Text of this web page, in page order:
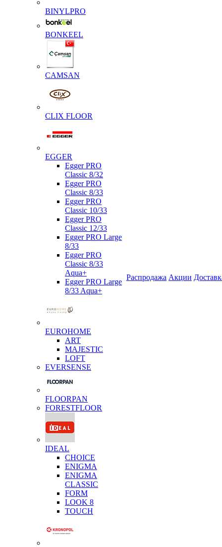
BINYLPRO
BONKEEL
CAMSAN
CLIX FLOOR
EGGER
Egger PRO
Classic 8/32
Egger PRO
Classic 8/33
Egger PRO
Classic 10/33
Egger PRO
Classic 12/33
Egger PRO Large
8/33
Egger PRO
Classic 8/33
Aqua+
Egger PRO Large
8/33 Aqua+
EUROHOME
ART
MAJESTIC
LOFT
EVERSENSE
FLOORPAN
FORESTFLOOR
IDEAL
CHOICE
ENIGMA
ENIGMA
CLASSIC
FORM
LOOK 8
TOUCH
Распродажа Акции